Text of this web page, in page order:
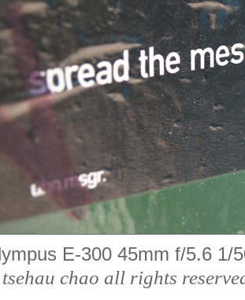
E-300 45mm f/5.6 1/
chao all rights